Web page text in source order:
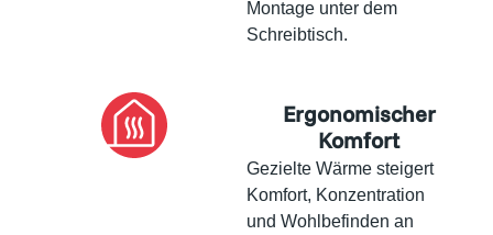
Montage unter dem
Schreibtisch.
Ergonomischer
Komfort
Gezielte Wärme steigert
Komfort, Konzentration
und Wohlbefinden an